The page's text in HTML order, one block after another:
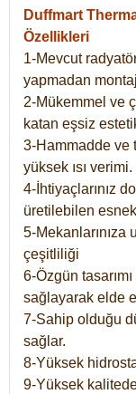
Duffmart
Özellikleri
1-Mevcut
yapmadan
2-Mükemmel ve
katan eşsiz
3-Hammadde ve
yüksek ısı verimi.
4-İhtiyaçlarınız
üretilebilen
5-
çeşitliliği
6-Özgün
sağlayarak elde
7-Sahip olduğu
sağlar.
8-Yüksek
9-Yüksek